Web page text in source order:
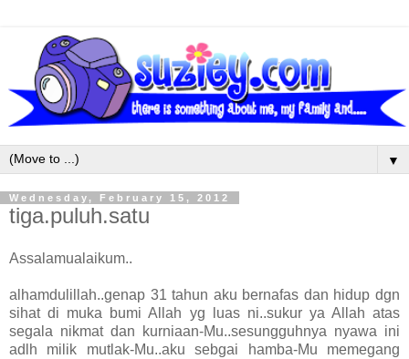
▼
Wednesday, February 15, 2012
tiga.puluh.satu
Assalamualaikum..
alhamdulillah..genap 31 tahun aku bernafas dan hidup dgn
sihat di muka bumi Allah yg luas ni..sukur ya Allah atas
segala nikmat dan kurniaan-Mu..sesungguhnya nyawa ini
adlh milik mutlak-Mu..aku sebgai hamba-Mu memegang